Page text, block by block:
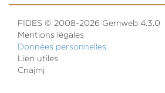
FIDES © 2008-2026 Gemweb 4.3.0
Mentions légales
Données personnelles
Lien utiles
Cnajmj